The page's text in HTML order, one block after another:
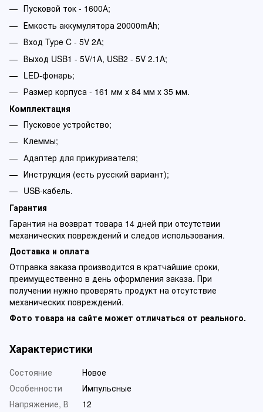
Пусковой ток - 1600А;
Емкость аккумулятора 20000mAh;
Вход Type C - 5V 2A;
Выход USB1 - 5V/1A, USB2 - 5V 2.1A;
LED-фонарь;
Размер корпуса - 161 мм х 84 мм х 35 мм.
Комплектация
Пусковое устройство;
Клеммы;
Адаптер для прикуривателя;
Инструкция (есть русский вариант);
USB-кабель.
Гарантия
Гарантия на возврат товара 14 дней при отсутствии
механических повреждений и следов использования.
Доставка и оплата
Отправка заказа производится в кратчайшие сроки,
преимущественно в день оформления заказа. При
получении нужно проверять продукт на отсутствие
механических повреждений.
Фото товара на сайте может отличаться от реального.
Характеристики
Состояние
Новое
Особенности
Импульсные
Напряжение, В
12